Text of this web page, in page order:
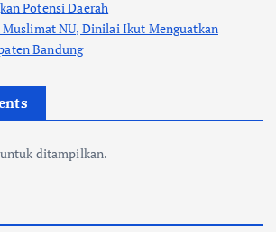
Potensi Daerah
Muslimat NU, Dinilai Ikut Menguatkan
Bandung
ditampilkan.